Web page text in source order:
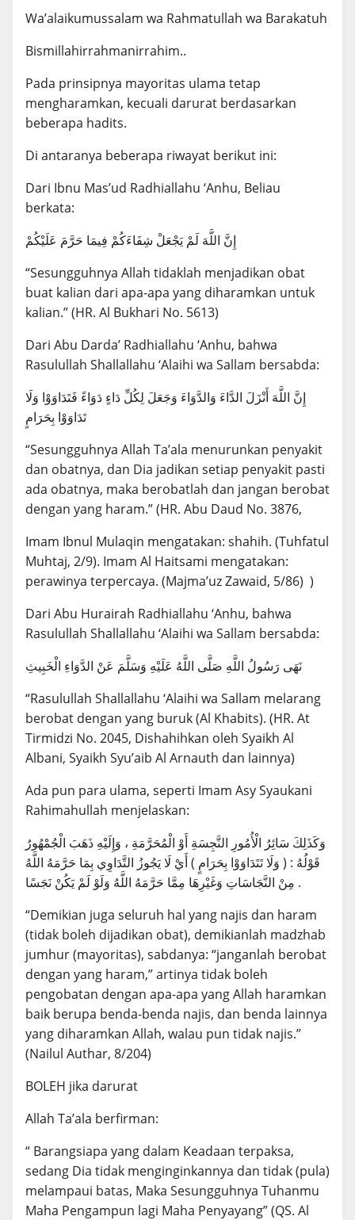
Wa’alaikumussalam wa Rahmatullah wa Barakatuh
Bismillahirrahmanirrahim..
Pada prinsipnya mayoritas ulama tetap
mengharamkan, kecuali darurat berdasarkan
beberapa hadits.
Di antaranya beberapa riwayat berikut ini:
Dari Ibnu Mas’ud Radhiallahu ‘Anhu, Beliau
berkata:
إِنَّ اللَّهَ لَمْ يَجْعَلْ شِفَاءَكُمْ فِيمَا حَرَّمَ عَلَيْكُمْ
“Sesungguhnya Allah tidaklah menjadikan obat
buat kalian dari apa-apa yang diharamkan untuk
kalian.” (HR. Al Bukhari No. 5613)
Dari Abu Darda’ Radhiallahu ‘Anhu, bahwa
Rasulullah Shallallahu ‘Alaihi wa Sallam bersabda:
إِنَّ اللَّهَ أَنْزَلَ الدَّاءَ وَالدَّوَاءَ وَجَعَلَ لِكُلِّ دَاءٍ دَوَاءً فَتَدَاوَوْا وَلَا
تَدَاوَوْا بِحَرَامٍ
“Sesungguhnya Allah Ta’ala menurunkan penyakit
dan obatnya, dan Dia jadikan setiap penyakit pasti
ada obatnya, maka berobatlah dan jangan berobat
dengan yang haram.” (HR. Abu Daud No. 3876,
Imam Ibnul Mulaqin mengatakan: shahih. (Tuhfatul
Muhtaj, 2/9). Imam Al Haitsami mengatakan:
perawinya terpercaya. (Majma’uz Zawaid, 5/86) )
Dari Abu Hurairah Radhiallahu ‘Anhu, bahwa
Rasulullah Shallallahu ‘Alaihi wa Sallam bersabda:
نَهَى رَسُولُ اللَّهِ صَلَّى اللَّهُ عَلَيْهِ وَسَلَّمَ عَنْ الدَّوَاءِ الْخَبِيثِ
“Rasulullah Shallallahu ‘Alaihi wa Sallam melarang
berobat dengan yang buruk (Al Khabits). (HR. At
Tirmidzi No. 2045, Dishahihkan oleh Syaikh Al
Albani, Syaikh Syu’aib Al Arnauth dan lainnya)
Ada pun para ulama, seperti Imam Asy Syaukani
Rahimahullah menjelaskan:
وَكَذَلِكَ سَائِرُ الْأُمُورِ النَّجِسَةِ أَوْ الْمُحَرَّمَةِ ، وَإِلَيْهِ ذَهَبَ الْجُمْهُورُ
قَوْلُهُ : ( وَلَا تَتَدَاوَوْا بِحَرَامٍ ) أَيْ لَا يَجُوزُ التَّدَاوِي بِمَا حَرَّمَهُ اللَّهُ
مِنْ النَّجَاسَاتِ وَغَيْرِهَا مِمَّا حَرَّمَهُ اللَّهُ وَلَوْ لَمْ يَكُنْ نَجَسًا .
“Demikian juga seluruh hal yang najis dan haram
(tidak boleh dijadikan obat), demikianlah madzhab
jumhur (mayoritas), sabdanya: “janganlah berobat
dengan yang haram,” artinya tidak boleh
pengobatan dengan apa-apa yang Allah haramkan
baik berupa benda-benda najis, dan benda lainnya
yang diharamkan Allah, walau pun tidak najis.”
(Nailul Authar, 8/204)
BOLEH jika darurat
Allah Ta’ala berfirman:
“ Barangsiapa yang dalam Keadaan terpaksa,
sedang Dia tidak menginginkannya dan tidak (pula)
melampaui batas, Maka Sesungguhnya Tuhanmu
Maha Pengampun lagi Maha Penyayang” (QS. Al